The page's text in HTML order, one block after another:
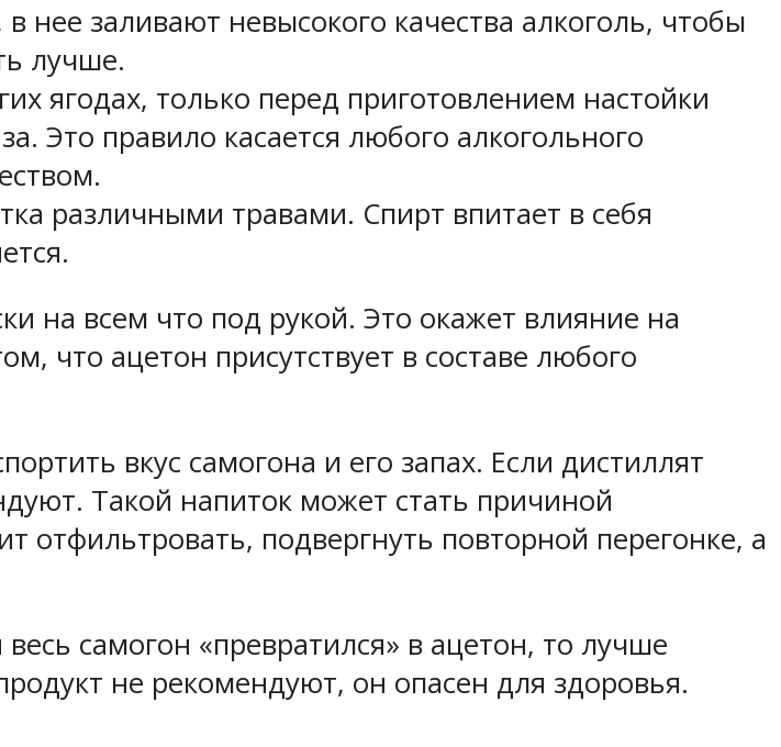
заливают невысокого качества алкоголь, чтобы
лучше.
ягодах, только перед приготовлением настойки
Это правило касается любого алкогольного
различными травами. Спирт впитает в себя
на всем что под рукой. Это окажет влияние на
что ацетон присутствует в составе любого
вкус самогона и его запах. Если дистиллят
Такой напиток может стать причиной
отфильтровать, подвергнуть повторной перегонке, а
самогон «превратился» в ацетон, то лучше
не рекомендуют, он опасен для здоровья.